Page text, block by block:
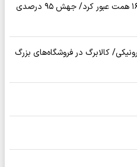
درآمدهای عملیاتی بانک ملت از ۱۶۰ همت عبور کرد/ جهش ۹۵ درصدی
کالابرگ در فروشگاه‌های بزرگ